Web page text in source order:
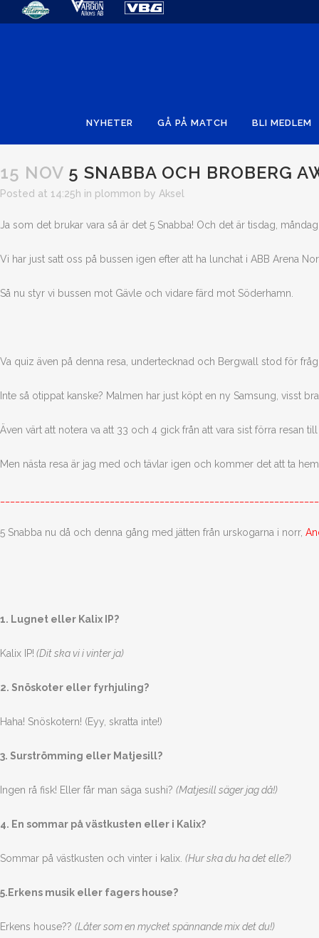
NYHETER GÅ PÅ MATCH BLI MEDLEM
15 NOV 5 SNABBA OCH BROBERG
Posted at 14:25h in plommon by Aksel
Ja som det brukar vara så är det 5 Snabba! Och det är tisdag,
Vi har just satt oss på bussen igen efter att ha lunchat i ABB Arena
Så nu styr vi bussen mot Gävle och vidare färd mot Söderhamn.
Va quiz även på denna resa, undertecknad och Bergwall stod för
Inte så otippat kanske? Malmen har just köpt en ny Samsung, visst
Även värt att notera va att 33 och 4 gick från att vara sist förra resan
Men nästa resa är jag med och tävlar igen och kommer det att ta
5 Snabba nu då och denna gång med jätten från urskogarna i norr,
1. Lugnet eller Kalix IP?
Kalix IP! (Dit ska vi i vinter ja)
2. Snöskoter eller fyrhjuling?
Haha! Snöskotern! (Eyy, skratta inte!)
3. Surströmming eller Matjesill?
Ingen rå fisk! Eller får man säga sushi? (Matjesill säger jag då!)
4. En sommar på västkusten eller i Kalix?
Sommar på västkusten och vinter i kalix. (Hur ska du ha det elle?)
5.Erkens musik eller fagers house?
Erkens house?? (Låter som en mycket spännande mix det du!)